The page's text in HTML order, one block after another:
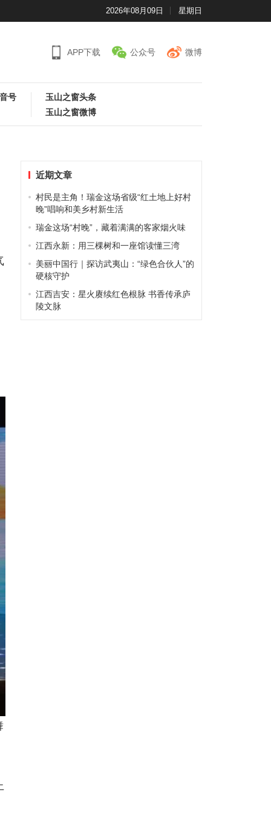
2026年08月09日 星期日
APP下载 公众号 微博
号
玉山之窗头条
玉山之窗微博
近期文章
村民是主角！瑞金这场省级“红土地上好村
晚”唱响和美乡村新生活
瑞金这场“村晚”，藏着满满的客家烟火味
江西永新：用三棵树和一座馆读懂三湾
美丽中国行｜探访武夷山：“绿色合伙人”的
硬核守护
江西吉安：星火赓续红色根脉 书香传承庐
陵文脉